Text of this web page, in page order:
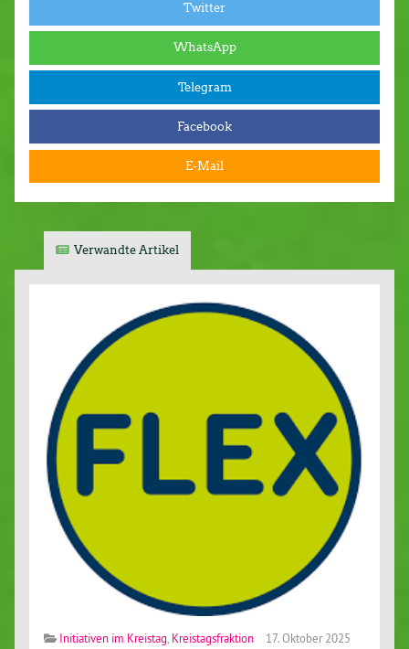
Twitter
WhatsApp
Telegram
Facebook
E-Mail
Verwandte Artikel
Initiativen im Kreistag, Kreistagsfraktion 17. Oktober 2025